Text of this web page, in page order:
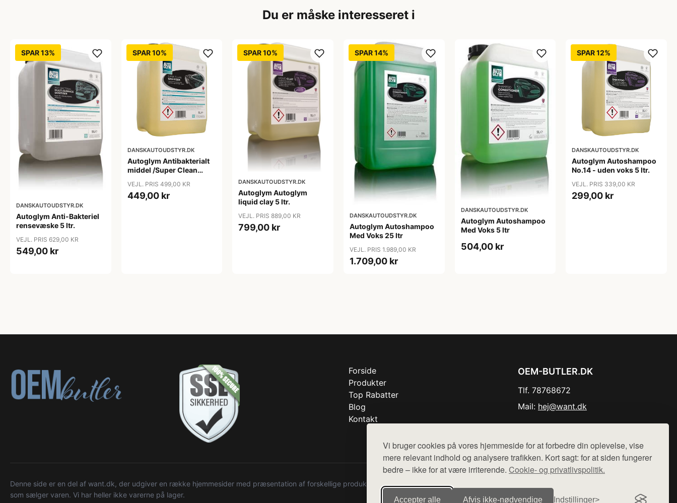
Vi bruger cookies på vores hjemmeside for at forbedre din oplevelse, vise
mere relevant indhold og analysere trafikken. Kort sagt: for at siden fungerer
bedre – ikke for at være irriterende. Cookie- og privatlivspolitik.
Accepter alle Afvis ikke‑nødvendige Indstillinger
Du er måske interesseret i
SPAR 13%
DANSKAUTOUDSTYR.DK
Autoglym Anti-Bakteriel
rensevæske 5 ltr.
VEJL. PRIS 629,00 KR
549,00 kr
SPAR 10%
DANSKAUTOUDSTYR.DK
Autoglym Antibakterialt
middel /Super Clean
VEJL. PRIS 499,00 KR
449,00 kr
SPAR 10%
DANSKAUTOUDSTYR.DK
Autoglym Autoglym
liquid clay 5 ltr.
VEJL. PRIS 889,00 KR
799,00 kr
SPAR 14%
DANSKAUTOUDSTYR.DK
Autoglym Autoshampoo
Med Voks 25 ltr
VEJL. PRIS 1.989,00 KR
1.709,00 kr
DANSKAUTOUDSTYR.DK
Autoglym Autoshampoo
Med Voks 5 ltr
504,00 kr
SPAR 12%
DANSKAUTOUDSTYR.DK
Autoglym Autoshampoo
No.14 - uden voks 5 ltr.
VEJL. PRIS 339,00 KR
299,00 kr
Forside
Produkter
Top Rabatter
Blog
Kontakt
OEM-BUTLER.DK
Tlf. 78768672
Mail: hej@want.dk
Denne side er en del af want.dk, der udgiver en række hjemmesider med præsentation af forskellige produkter fra diverse webshops. Der sælges ikke varer fra denne side - vi henviser til de shops,
som sælger varen. Vi har heller ikke varerne på lager.